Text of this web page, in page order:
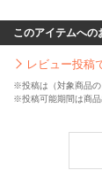
このアイテムへの
レビュー投稿
※投稿は（対象商品
※投稿可能期間は商